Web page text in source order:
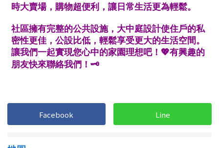
21樓以上
~ 樓
格局
2房Facebook Line